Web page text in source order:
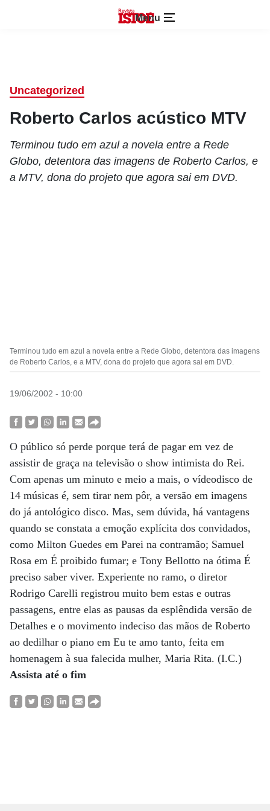
Menu
Uncategorized
Roberto Carlos acústico MTV
Terminou tudo em azul a novela entre a Rede
Globo, detentora das imagens de Roberto Carlos, e
a MTV, dona do projeto que agora sai em DVD.
Terminou tudo em azul a novela entre a Rede Globo, detentora das imagens
de Roberto Carlos, e a MTV, dona do projeto que agora sai em DVD.
19/06/2002 - 10:00
O público só perde porque terá de pagar em vez de
assistir de graça na televisão o show intimista do Rei.
Com apenas um minuto e meio a mais, o vídeodisco de
14 músicas é, sem tirar nem pôr, a versão em imagens
do já antológico disco. Mas, sem dúvida, há vantagens
quando se constata a emoção explícita dos convidados,
como Milton Guedes em Parei na contramão; Samuel
Rosa em É proibido fumar; e Tony Bellotto na ótima É
preciso saber viver. Experiente no ramo, o diretor
Rodrigo Carelli registrou muito bem estas e outras
passagens, entre elas as pausas da esplêndida versão de
Detalhes e o movimento indeciso das mãos de Roberto
ao dedilhar o piano em Eu te amo tanto, feita em
homenagem à sua falecida mulher, Maria Rita. (I.C.)
Assista até o fim